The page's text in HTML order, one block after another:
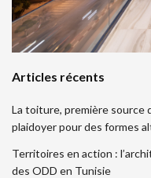
Articles récents
La toiture, première source
plaidoyer pour des formes
Territoires en action :
des ODD en Tunisie